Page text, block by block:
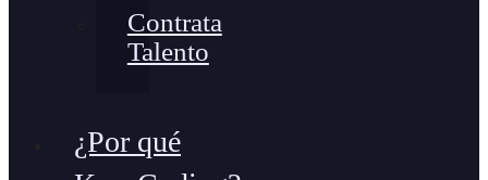
Contrata
Talento
¿Por qué